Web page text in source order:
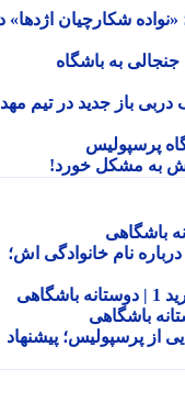
شکارچیان اژدها» در
به باشگاه
باز جدید در تیم مهدی
مشکل خورد!
درباره نام خانوادگی اش؛
پیشنهاد